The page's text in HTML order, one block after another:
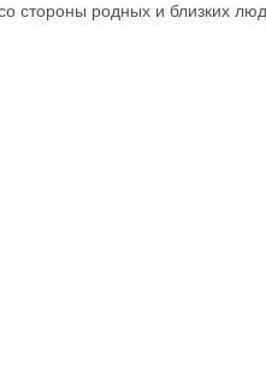
стороны родных и близких